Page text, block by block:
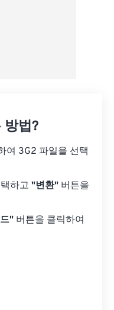
방법?
여 3G2 파일을 선택
하고 "변환" 버튼을
" 버튼을 클릭하여